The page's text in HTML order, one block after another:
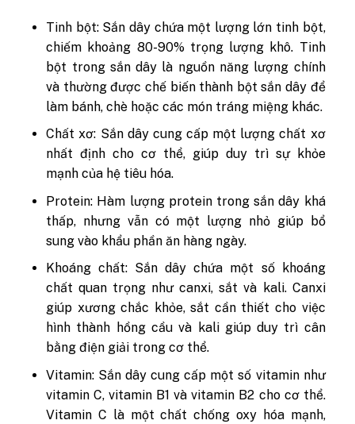
Tinh bột: Sắn dây chứa một lượng lớn tinh bột,
chiếm khoảng 80-90% trọng lượng khô. Tinh
bột trong sắn dây là nguồn năng lượng chính
và thường được chế biến thành bột sắn dây để
làm bánh, chè hoặc các món tráng miệng khác.
Chất xơ: Sắn dây cung cấp một lượng chất xơ
nhất định cho cơ thể, giúp duy trì sự khỏe
mạnh của hệ tiêu hóa.
Protein: Hàm lượng protein trong sắn dây khá
thấp, nhưng vẫn có một lượng nhỏ giúp bổ
sung vào khẩu phần ăn hàng ngày.
Khoáng chất: Sắn dây chứa một số khoáng
chất quan trọng như canxi, sắt và kali. Canxi
giúp xương chắc khỏe, sắt cần thiết cho việc
hình thành hồng cầu và kali giúp duy trì cân
bằng điện giải trong cơ thể.
Vitamin: Sắn dây cung cấp một số vitamin như
vitamin C, vitamin B1 và vitamin B2 cho cơ thể.
Vitamin C là một chất chống oxy hóa mạnh,